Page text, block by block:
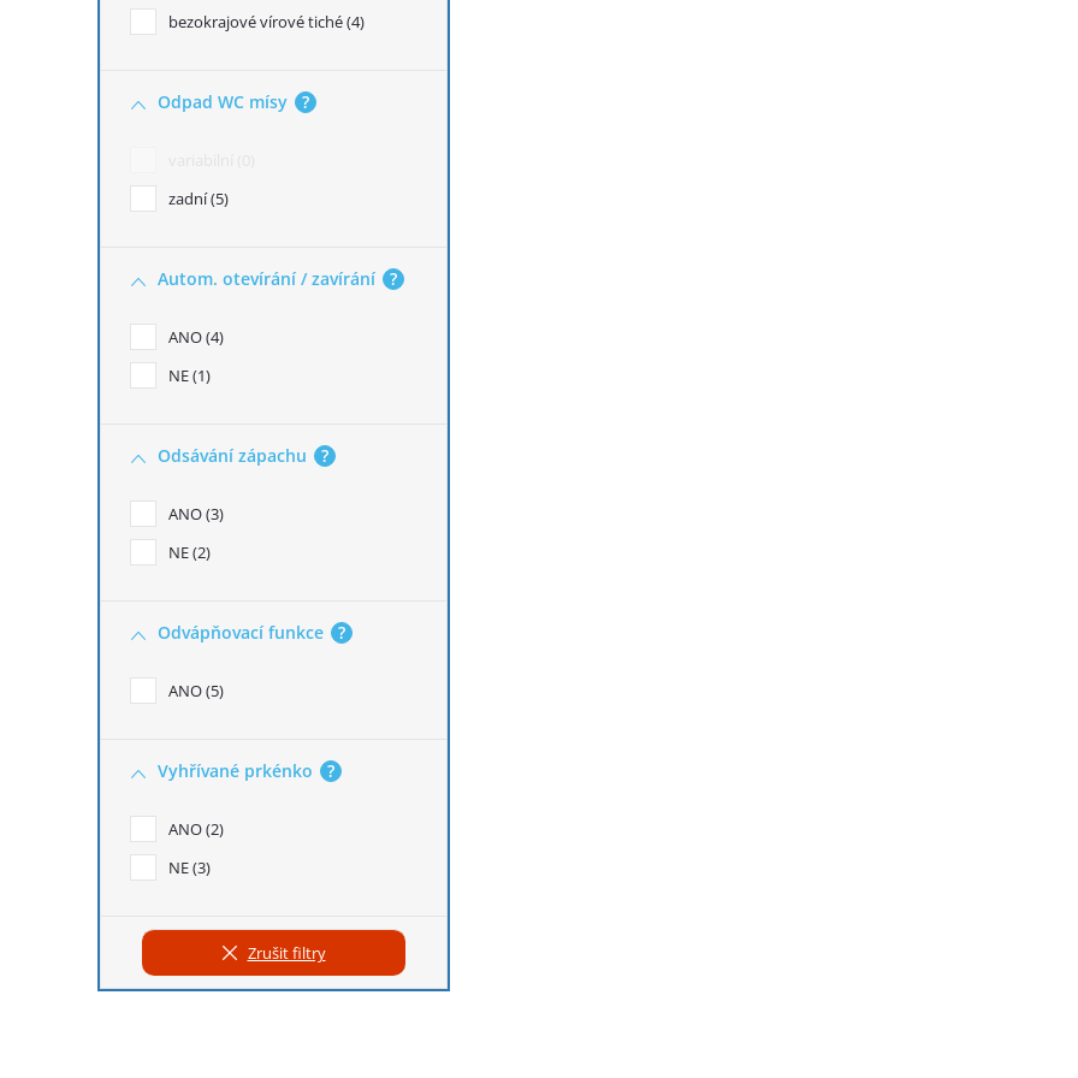
bezokrajové vírové tiché 4
Odpad WC mísy ?
zadní 5
Autom. otevírání / zavírání ?
ANO 4
NE 1
Odsávání zápachu ?
ANO 3
NE 2
Odvápňovací funkce ?
ANO 5
Vyhřívané prkénko ?
ANO 2
NE 3
Zrušit filtry